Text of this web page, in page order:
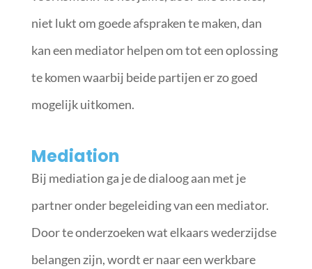
niet lukt om goede afspraken te maken, dan
kan een mediator helpen om tot een oplossing
te komen waarbij beide partijen er zo goed
mogelijk uitkomen.
Mediation
Bij mediation ga je de dialoog aan met je
partner onder begeleiding van een mediator.
Door te onderzoeken wat elkaars wederzijdse
belangen zijn, wordt er naar een werkbare